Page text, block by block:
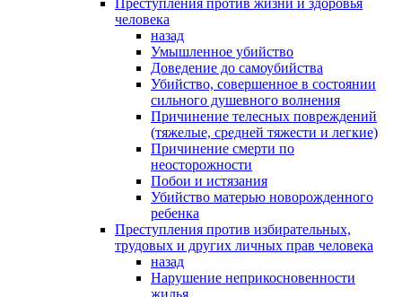
Преступления против жизни и здоровья
человека
назад
Умышленное убийство
Доведение до самоубийства
Убийство, совершенное в состоянии
сильного душевного волнения
Причинение телесных повреждений
(тяжелые, средней тяжести и легкие)
Причинение смерти по
неосторожности
Побои и истязания
Убийство матерью новорожденного
ребенка
Преступления против избирательных,
трудовых и других личных прав человека
назад
Нарушение неприкосновенности
жилья